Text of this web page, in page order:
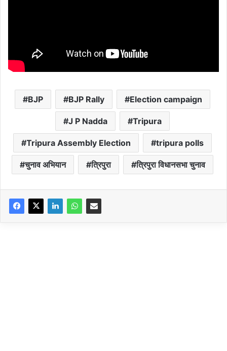
BJP BJP Rally Election campaign
J P Nadda Tripura
Tripura Assembly Election tripura polls
चुनाव अभियान त्रिपुरा त्रिपुरा विधानसभा चुनाव